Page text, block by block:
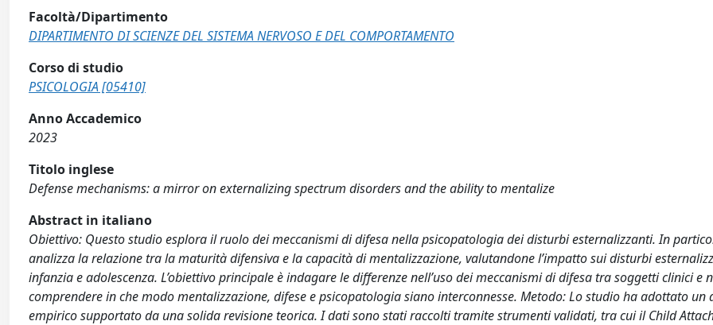
Facoltà/Dipartimento
DIPARTIMENTO DI SCIENZE DEL SISTEMA NERVOSO E DEL COMPORTAMENTO
Corso di studio
PSICOLOGIA [05410]
Anno Accademico
2023
Titolo inglese
Defense mechanisms: a mirror on externalizing spectrum disorders and the ability to mentalize
Abstract in italiano
Obiettivo: Questo studio esplora il ruolo dei meccanismi di difesa nella psicopatologia dei disturbi esternalizzanti. In
analizza la relazione tra la maturità difensiva e la capacità di mentalizzazione, valutandone l’impatto sui disturbi
infanzia e adolescenza. L’obiettivo principale è indagare le differenze nell’uso dei meccanismi di difesa tra soggetti clinici e
comprendere in che modo mentalizzazione, difese e psicopatologia siano interconnesse. Metodo: Lo studio ha adottato un
empirico supportato da una solida revisione teorica. I dati sono stati raccolti tramite strumenti validati, tra cui il Child